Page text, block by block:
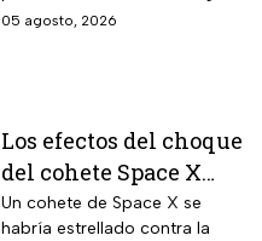
de desaparecer a corto plazo
05 agosto, 2026
Los efectos del choque
del cohete Space X
contra la Luna
Un cohete de Space X se
habría estrellado contra la